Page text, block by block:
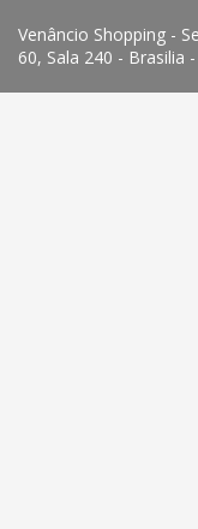
Venâncio Shopping -
60, Sala 240 - Brasilia